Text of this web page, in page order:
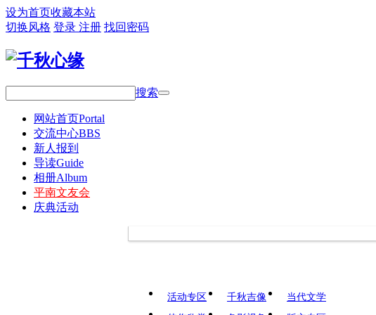
设为首页收藏本站
切换风格 登录 注册 找回密码
搜索
网站首页Portal
交流中心BBS
新人报到
导读Guide
相册Album
平南文友会
庆典活动
活动专区 千秋吉像
当代文学